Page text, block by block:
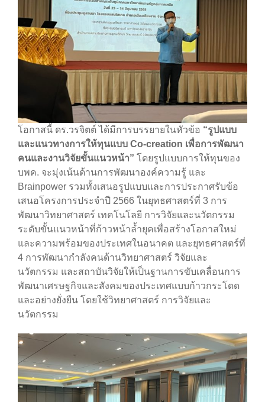
โอกาสนี้ ดร.วรจิตต์ ได้มีการบรรยายในหัวข้อ “รูปแบบ
และแนวทางการให้ทุนแบบ Co-creation เพื่อการพัฒนา
คนและงานวิจัยขั้นแนวหน้า” โดยรูปแบบการให้ทุนของ
บพค. จะมุ่งเน้นด้านการพัฒนาองค์ความรู้ และ
Brainpower รวมทั้งเสนอรูปแบบและการประกาศรับข้อ
เสนอโครงการประจำปี 2566 ในยุทธศาสตร์ที่ 3 การ
พัฒนาวิทยาศาสตร์ เทคโนโลยี การวิจัยและนวัตกรรม
ระดับขั้นแนวหน้าที่ก้าวหน้าล้ำยุคเพื่อสร้างโอกาสใหม่
และความพร้อมของประเทศในอนาคต และยุทธศาสตร์ที่
4 การพัฒนากำลังคนด้านวิทยาศาสตร์ วิจัยและ
นวัตกรรม และสถาบันวิจัยให้เป็นฐานการขับเคลื่อนการ
พัฒนาเศรษฐกิจและสังคมของประเทศแบบก้าวกระโดด
และอย่างยั่งยืน โดยใช้วิทยาศาสตร์ การวิจัยและ
นวัตกรรม